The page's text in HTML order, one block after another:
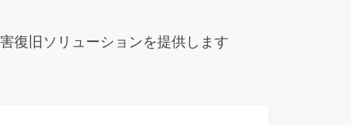
復旧ソリューションを提供します